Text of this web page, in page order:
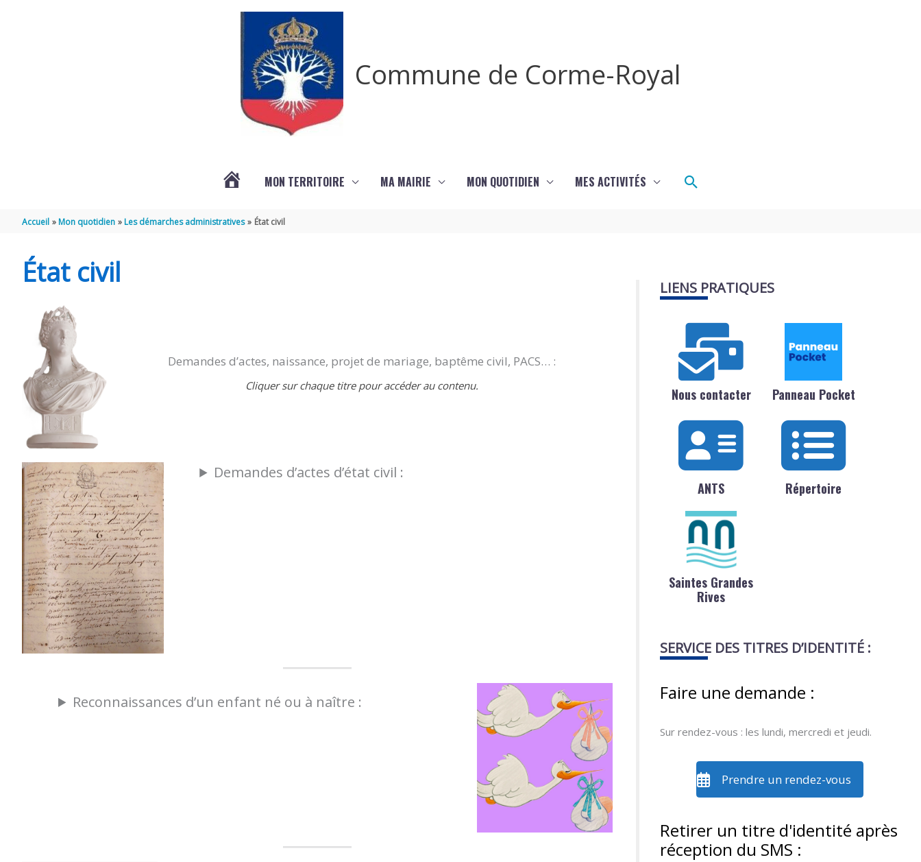
Commune de Corme-Royal
MON TERRITOIRE MA MAIRIE MON QUOTIDIEN MES ACTIVITÉS Rechercher
Accueil Mon quotidien Les démarches administratives État civil
État civil
Demandes d’actes, naissance, projet de mariage, baptême civil, PACS… :
Cliquer sur chaque titre pour accéder au contenu.
Demandes d’actes d’état civil :
Reconnaissances d’un enfant né ou à naître :
LIENS PRATIQUES
Nous contacter Panneau Pocket
ANTS Répertoire
Saintes Grandes
Rives
SERVICE DES TITRES D’IDENTITÉ :
Faire une demande :
Sur rendez-vous : les lundi, mercredi et jeudi.
Prendre un rendez-vous
Retirer un titre d'identité après
réception du SMS :